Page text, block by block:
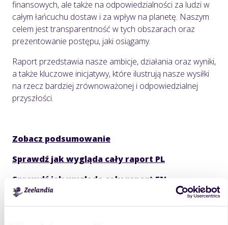
finansowych, ale także na odpowiedzialności za ludzi w
całym łańcuchu dostaw i za wpływ na planetę. Naszym
celem jest transparentność w tych obszarach oraz
prezentowanie postępu, jaki osiągamy.
Raport przedstawia nasze ambicje, działania oraz wyniki,
a także kluczowe inicjatywy, które ilustrują nasze wysiłki
na rzecz bardziej zrównoważonej i odpowiedzialnej
przyszłości.
Zobacz podsumowanie
Sprawdź jak wygląda cały raport PL
Sprawdź jak wygląda cały raport EN